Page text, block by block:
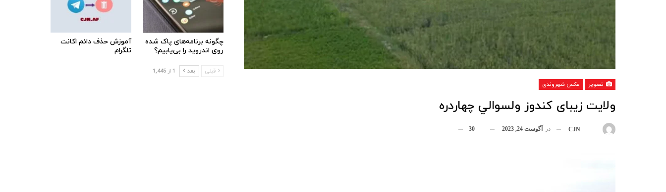
تصویر عکس شهروندی
ولايت زيبای کندوز ولسوالي چهاردره
CJN در آگوست 24, 2023 30
چگونه برنامه‌های پاک شده
روی اندروید را بی‌یابیم؟
آموزش حذف دائم اکانت
تلگرام
قبلی بعد 1 از 1,445